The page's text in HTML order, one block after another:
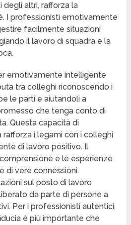
degli altri, rafforza la
I professionisti emotivamente
facilmente situazioni
il lavoro di squadra e la
emotivamente intelligente
tra colleghi riconoscendo i
le parti e aiutandoli a
che tenga conto di
Questa capacità di
i legami con i colleghi
di lavoro positivo. Il
e le esperienze
di vere connessioni.
sul posto di lavoro
da parte di persone a
Per i professionisti autentici,
è più importante che